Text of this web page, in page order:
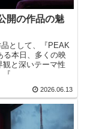
開の作品の魅
として、『PEAK
る本日、多くの映
と深いテーマ性
『
2026.06.13